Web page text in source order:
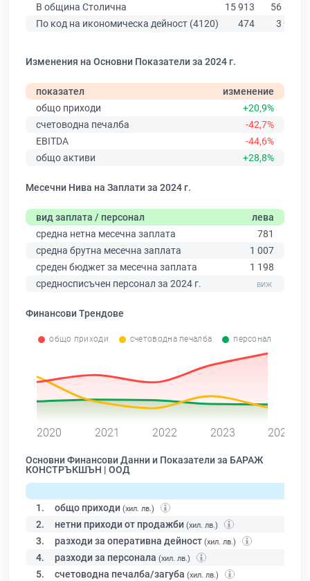
В община Столична 15 913
56 378
По код на икономическа дейност (4120)
474 3 927
Изменения на Основни Показатели за 2024 г.
показател
изменение
общо приходи
+20,9%
счетоводна печалба
-42,7%
EBITDA
-44,6%
общо активи
+28,8%
Месечни Нива на Заплати за 2024 г.
вид заплата / персонал
лева
средна нетна месечна заплата
781
средна брутна месечна заплата
1 007
среден бюджет за месечна заплата
1 198
средносписъчен персонал за 2024 г.
Финансови Трендове
общо приходи счетоводна печалба персонал
2020 2021 2022 2023 2024
Основни Финансови Данни и Показатели за БАРАЖ
КОНСТРЪКШЪН | ООД
1. общо приходи (хил. лв.)
2. нетни приходи от продажби (хил. лв.)
3. разходи за оперативна дейност (хил. лв.)
4. разходи за персонала (хил. лв.)
5. счетоводна печалба/загуба (хил. лв.)